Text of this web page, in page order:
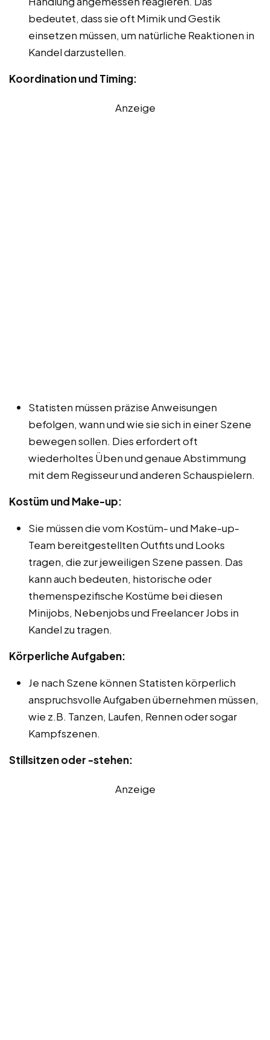
bedeutet, dass sie oft Mimik und Gestik
einsetzen müssen, um natürliche Reaktionen in
Kandel darzustellen.
Koordination und Timing:
Anzeige
Statisten müssen präzise Anweisungen
befolgen, wann und wie sie sich in einer Szene
bewegen sollen. Dies erfordert oft
wiederholtes Üben und genaue Abstimmung
mit dem Regisseur und anderen Schauspielern.
Kostüm und Make-up:
Sie müssen die vom Kostüm- und Make-up-
Team bereitgestellten Outfits und Looks
tragen, die zur jeweiligen Szene passen. Das
kann auch bedeuten, historische oder
themenspezifische Kostüme bei diesen
Minijobs, Nebenjobs und Freelancer Jobs in
Kandel zu tragen.
Körperliche Aufgaben:
Je nach Szene können Statisten körperlich
anspruchsvolle Aufgaben übernehmen müssen,
wie z.B. Tanzen, Laufen, Rennen oder sogar
Kampfszenen.
Stillsitzen oder -stehen:
Anzeige